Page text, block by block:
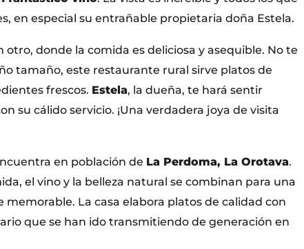
en especial su entrañable propietaria doña Estela.
donde la comida es deliciosa y asequible. No te
tamaño, este restaurante rural sirve platos de
frescos. Estela, la dueña, te hará sentir
su cálido servicio. ¡Una verdadera joya de visita
en población de La Perdoma, La Orotava.
el vino y la belleza natural se combinan para una
La casa elabora platos de calidad con
que se han ido transmitiendo de generación en